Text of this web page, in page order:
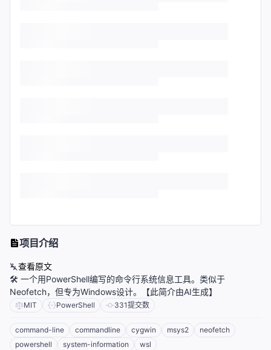
项目介绍
查看原文
🛠 一个用PowerShell编写的命令行系统信息工具。类似于
Neofetch，但专为Windows设计。【此简介由AI生成】
MIT PowerShell 331提交数
command-line commandline cygwin msys2
neofetch
powershell
system-information
wsl